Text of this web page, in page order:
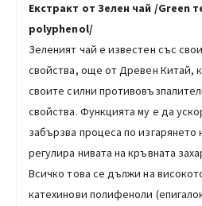
Екстракт от Зелен чай /Green
polyphenol/
Зеленият чай е известен със
свойства, още от Древен Китай,
своите силни
свойства. Функцията му е да
забързва процеса по
регулира нивата на кръвната
Всичко това се дължи на
катехинови полифеноли